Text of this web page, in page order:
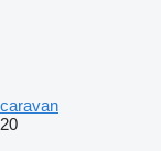
caravan
20